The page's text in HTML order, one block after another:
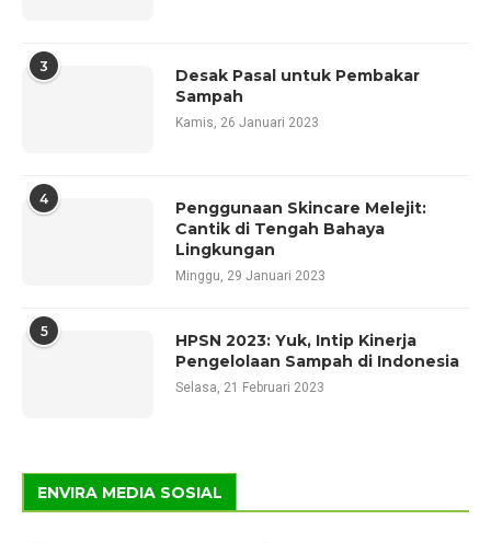
3
Desak Pasal untuk Pembakar
Sampah
Kamis, 26 Januari 2023
4
Penggunaan Skincare Melejit:
Cantik di Tengah Bahaya
Lingkungan
Minggu, 29 Januari 2023
5
HPSN 2023: Yuk, Intip Kinerja
Pengelolaan Sampah di Indonesia
Selasa, 21 Februari 2023
ENVIRA MEDIA SOSIAL